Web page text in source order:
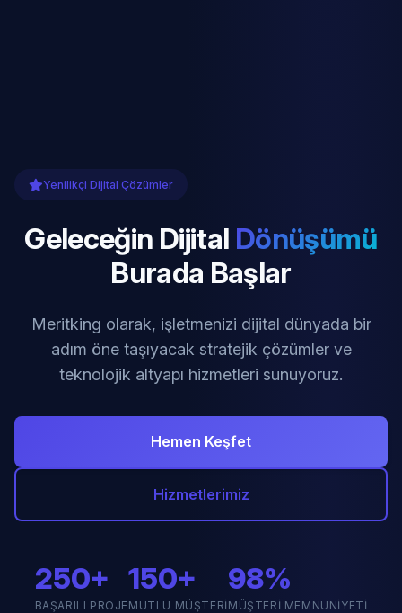
Yenilikçi Dijital Çözümler
Geleceğin Dijital Dönüşümü
Burada Başlar
Meritking olarak, işletmenizi dijital dünyada bir
adım öne taşıyacak stratejik çözümler ve
teknolojik altyapı hizmetleri sunuyoruz.
Hemen Keşfet
Hizmetlerimiz
250+
BAŞARILI PROJE
150+
MUTLU MÜŞTERI
98%
MÜŞTERI MEMNUNIYETI